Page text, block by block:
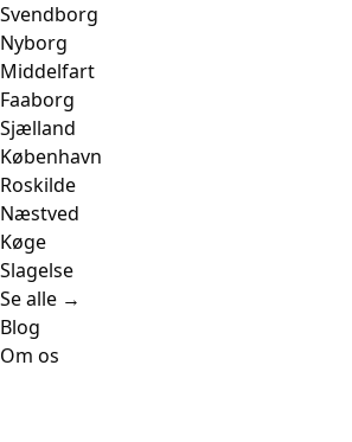
Svendborg
Nyborg
Middelfart
Faaborg
Sjælland
København
Roskilde
Næstved
Køge
Slagelse
Se alle →
Blog
Om os